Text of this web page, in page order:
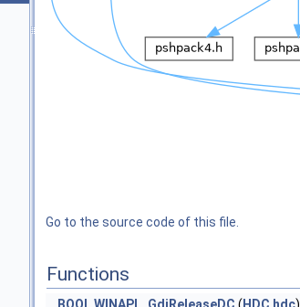
Go to the source code of this file.
Functions